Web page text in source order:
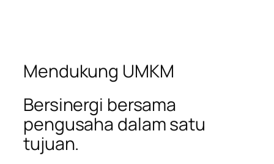
Mendukung UMKM
Bersinergi bersama
pengusaha dalam satu
tujuan.